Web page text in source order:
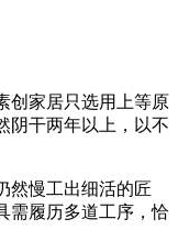
家居只选用上等原
阴干两年以上，以不
慢工出细活的匠
需履历多道工序，恰